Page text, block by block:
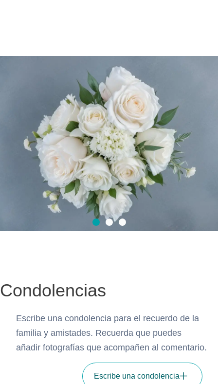
los
momentos
difíciles
Adquiere Flores de
Condolencias
Escribe una condolencia para el recuerdo de la
familia y amistades. Recuerda que puedes
añadir fotografías que acompañen al comentario.
Escribe una condolencia